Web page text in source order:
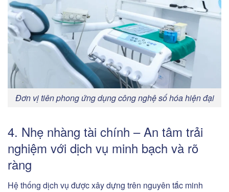
Đơn vị tiên phong ứng dụng công nghệ số hóa hiện đại
4. Nhẹ nhàng tài chính – An tâm trải
nghiệm với dịch vụ minh bạch và rõ
ràng
Hệ thống dịch vụ được xây dựng trên nguyên tắc minh